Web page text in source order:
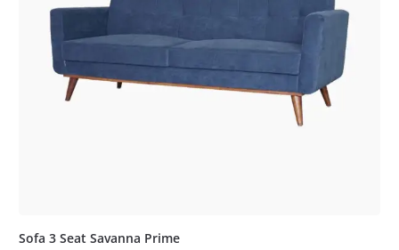
Sofa 3 Seat Savanna Prime